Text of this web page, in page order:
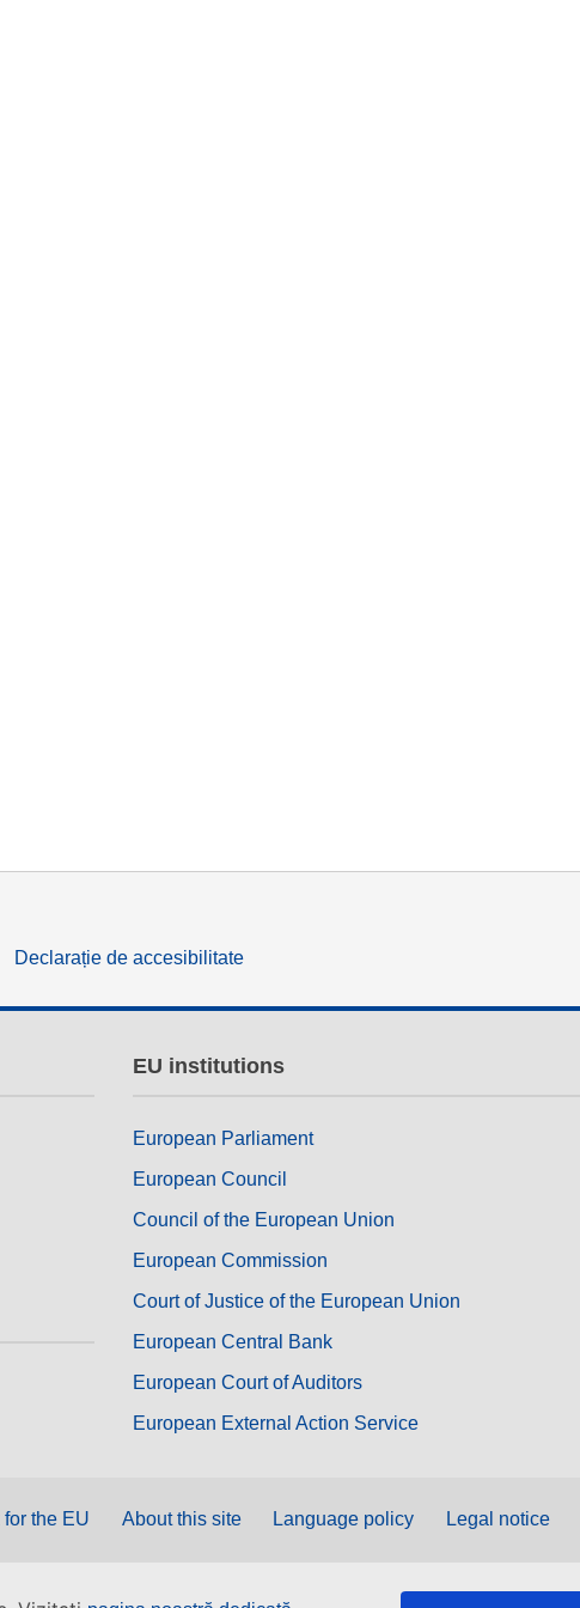
Declarație de accesibilitate
EU institutions
European Parliament
European Council
Council of the European Union
European Commission
Court of Justice of the European Union
European Central Bank
European Court of Auditors
European External Action Service
for the EU About this site Language policy Legal notice